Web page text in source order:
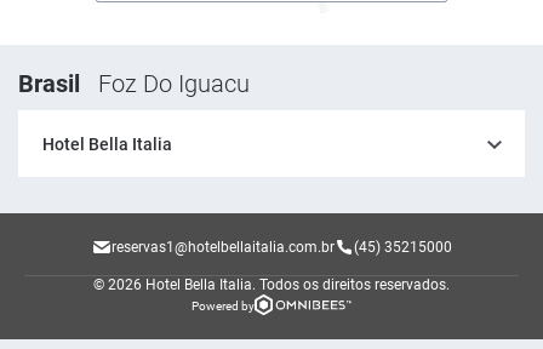
Brasil Foz Do Iguacu
Hotel Bella Italia
reservas1@hotelbellaitalia.com.br (45) 35215000
© 2026 Hotel Bella Italia. Todos os direitos reservados.
Powered by